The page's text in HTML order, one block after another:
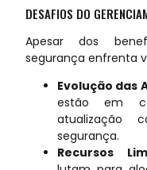
DESAFIOS DO
Apesar dos
segurança enfrenta
Evolução das
estão em
atualização
segurança.
Recursos